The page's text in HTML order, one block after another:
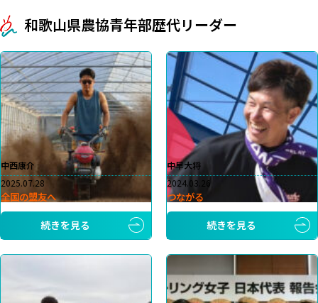
和歌山県農協青年部歴代リーダー
中西康介
2025.07.28
全国の盟友へ
続きを見る
中早大将
2024.03.26
つながる
続きを見る